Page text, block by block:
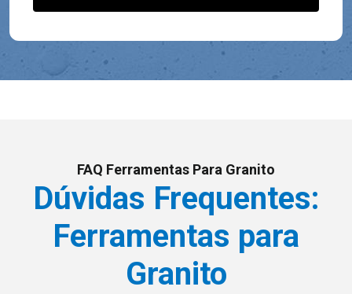
FAQ Ferramentas Para Granito
Dúvidas Frequentes:
Ferramentas para
Granito